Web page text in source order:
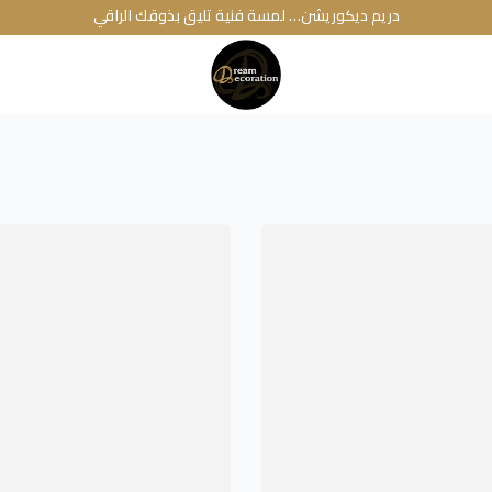
دريم ديكوريشن… لمسة فنية تليق بذوقك الراقي